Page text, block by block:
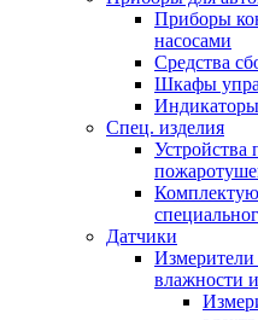
Приборы
насосами
Средства
Шкафы
Индикаторы
Спец. изделия
Устройства
Датчики
Измерители
влажности